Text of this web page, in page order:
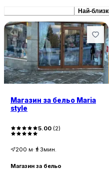
Най-
Магазин за бельо Maria
style
5.00 (2)
200 м· 3мин.
Магазин за бельо